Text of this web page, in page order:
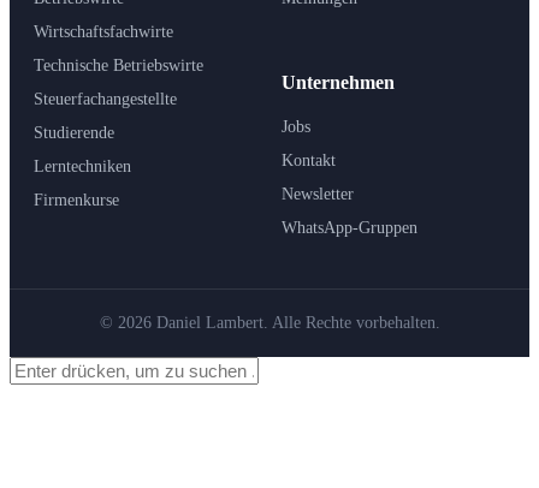
Wirtschaftsfachwirte
Technische Betriebswirte
Steuerfachangestellte
Studierende
Lerntechniken
Firmenkurse
Unternehmen
Jobs
Kontakt
Newsletter
WhatsApp-Gruppen
© 2026 Daniel Lambert. Alle Rechte vorbehalten.